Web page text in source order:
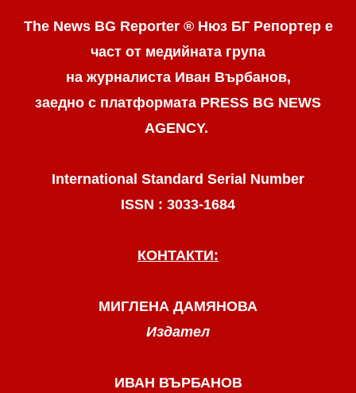
The News BG Reporter ® Нюз БГ Репортере
част от медийната група
на журналиста Иван Върбанов,
заедно с платформата PRESS BG NEWS
AGENCY.
International Standard Serial Number
ISSN : 3033-1684
КОНТАКТИ:
МИГЛЕНА ДАМЯНОВА
Издател
ИВАН ВЪРБАНОВ